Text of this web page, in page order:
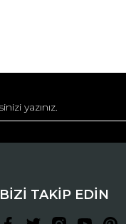
BİZİ TAKİP EDİN